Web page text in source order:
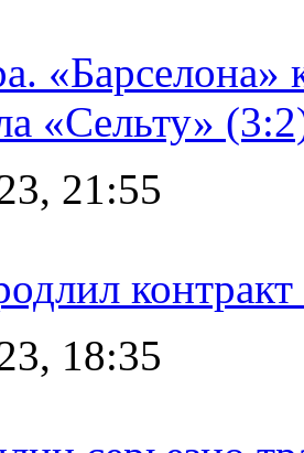
«Барселона»
«Сельту»
21:55
18:35